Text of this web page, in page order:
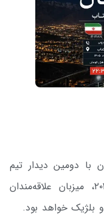
با دومین دیدار تیم
ملی فوتبال ایران در جام جهانی ۲۰۲۶، میزبان علاقه‌مندان
بلژیک خواهد بود.